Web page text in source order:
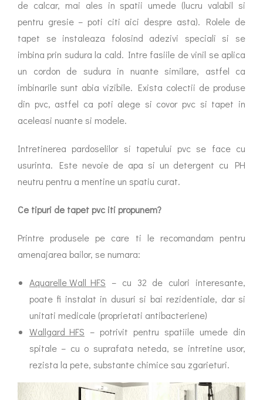
de calcar, mai ales in spatii umede (lucru valabil si
pentru gresie – poti citi aici despre asta). Rolele de
tapet se instaleaza folosind adezivi speciali si se
imbina prin sudura la cald. Intre fasiile de vinil se aplica
un cordon de sudura in nuante similare, astfel ca
imbinarile sunt abia vizibile. Exista colectii de produse
din pvc, astfel ca poti alege si covor pvc si tapet in
aceleasi nuante si modele.
Intretinerea pardoselilor si tapetului pvc se face cu
usurinta. Este nevoie de apa si un detergent cu PH
neutru pentru a mentine un spatiu curat.
Ce tipuri de tapet pvc iti propunem?
Printre produsele pe care ti le recomandam pentru
amenajarea bailor, se numara:
Aquarelle Wall HFS – cu 32 de culori interesante,
poate fi instalat in dusuri si bai rezidentiale, dar si
unitati medicale (proprietati antibacteriene)
Wallgard HFS – potrivit pentru spatiile umede din
spitale – cu o suprafata neteda, se intretine usor,
rezista la pete, substante chimice sau zgarieturi.